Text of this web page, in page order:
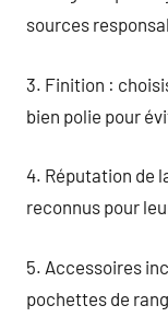
sources
3. Finition :
bien polie pour
4. Réputation de
reconnus pour
5. Accessoires
pochettes de